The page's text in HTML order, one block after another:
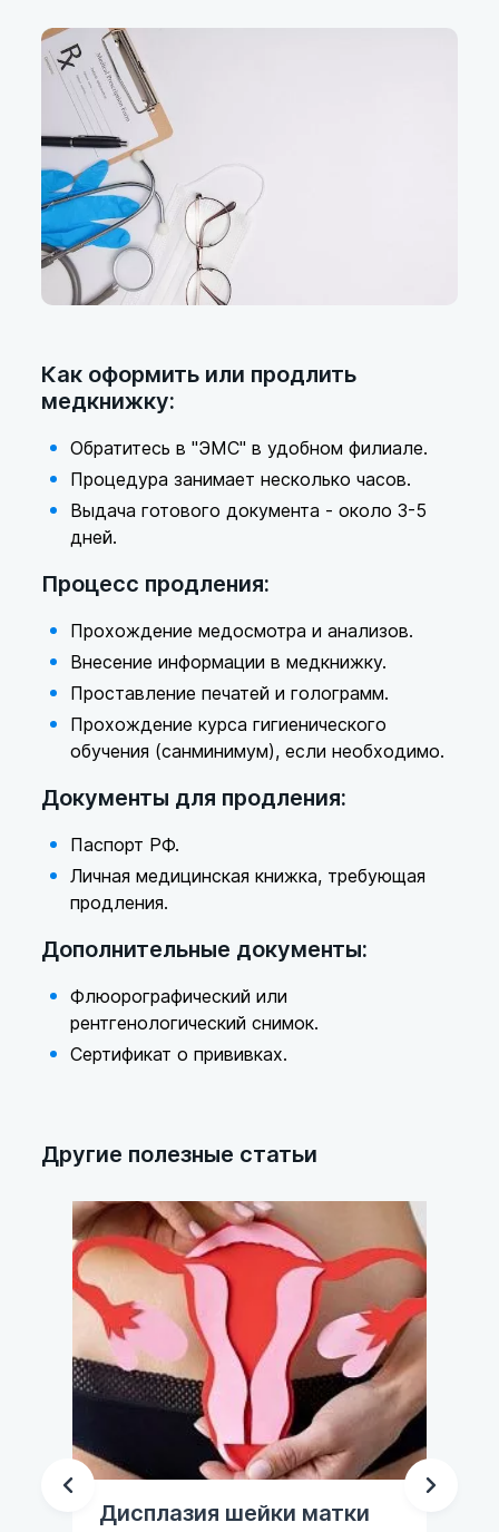
Как оформить или продлить
медкнижку:
Обратитесь в "ЭМС" в удобном филиале.
Процедура занимает несколько часов.
Выдача готового документа - около 3-5
дней.
Процесс продления:
Прохождение медосмотра и анализов.
Внесение информации в медкнижку.
Проставление печатей и голограмм.
Прохождение курса гигиенического
обучения (санминимум), если необходимо.
Документы для продления:
Паспорт РФ.
Личная медицинская книжка, требующая
продления.
Дополнительные документы:
Флюорографический или
рентгенологический снимок.
Сертификат о прививках.
Другие полезные статьи
Дисплазия шейки матки